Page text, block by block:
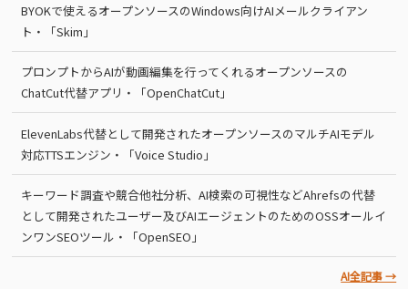
BYOKで使えるオープンソースのWindows向けAIメールクライアン
ト・「Skim」
プロンプトからAIが動画編集を行ってくれるオープンソースの
ChatCut代替アプリ・「OpenChatCut」
ElevenLabs代替として開発されたオープンソースのマルチAIモデル
対応TTSエンジン・「Voice Studio」
キーワード調査や競合他社分析、AI検索の可視性などAhrefsの代替
として開発されたユーザー及びAIエージェントのためのOSSオールイ
ンワンSEOツール・「OpenSEO」
AI全記事 →